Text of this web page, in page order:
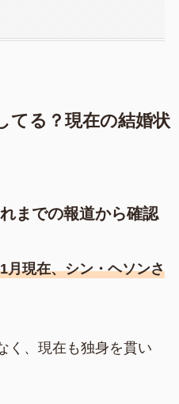
てる？現在の結婚状
までの報道から確認
月現在、シン・ヘソンさ
く、現在も独身を貫い